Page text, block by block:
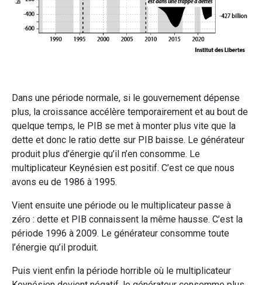
Dans une période normale, si le gouvernement dépense
plus, la croissance accélère temporairement et au bout de
quelque temps, le PIB se met à monter plus vite que la
dette et donc le ratio dette sur PIB baisse. Le générateur
produit plus d’énergie qu’il n’en consomme. Le
multiplicateur Keynésien est positif. C’est ce que nous
avons eu de 1986 à 1995.
Vient ensuite une période ou le multiplicateur passe à
zéro : dette et PIB connaissent la même hausse. C’est la
période 1996 à 2009. Le générateur consomme toute
l’énergie qu’il produit.
Puis vient enfin la période horrible où le multiplicateur